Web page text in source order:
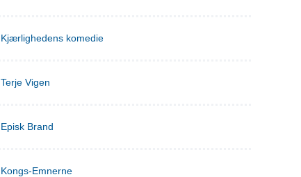
Kjærlighedens komedie
Terje Vigen
Episk Brand
Kongs-Emnerne